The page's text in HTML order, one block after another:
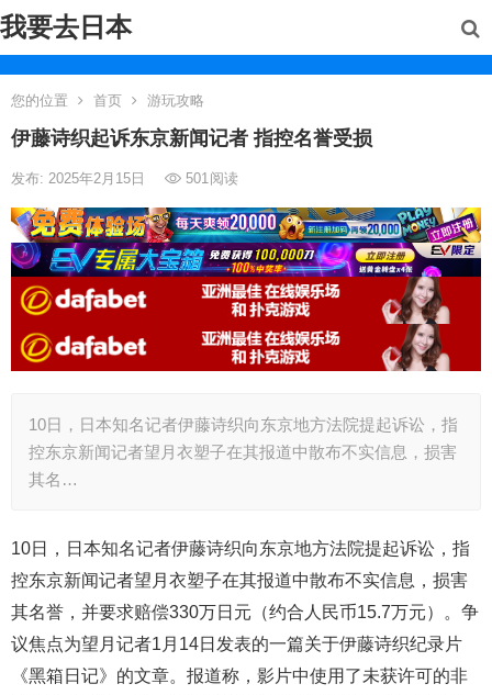
我要去日本
您的位置 首页 游玩攻略
伊藤诗织起诉东京新闻记者 指控名誉受损
发布: 2025年2月15日 501阅读
10日，日本知名记者伊藤诗织向东京地方法院提起诉讼，指
控东京新闻记者望月衣塑子在其报道中散布不实信息，损害
其名…
10日，日本知名记者伊藤诗织向东京地方法院提起诉讼，指
控东京新闻记者望月衣塑子在其报道中散布不实信息，损害
其名誉，并要求赔偿330万日元（约合人民币15.7万元）。争
议焦点为望月记者1月14日发表的一篇关于伊藤诗织纪录片
《黑箱日记》的文章。报道称，影片中使用了未获许可的非